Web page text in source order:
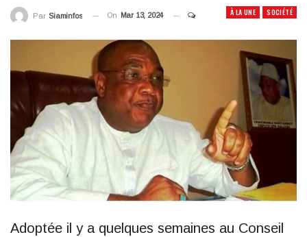
À LA UNE SOCIÉTÉ
Par Siaminfos On Mar 13, 2024
Adoptée il y a quelques semaines au Conseil